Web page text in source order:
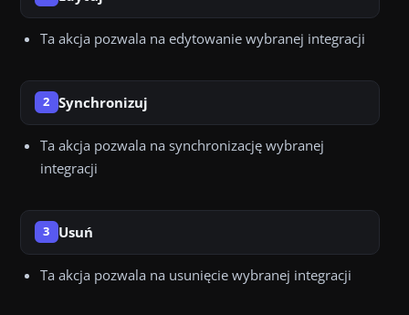
Ta akcja pozwala na edytowanie wybranej integracji
2 Synchronizuj
Ta akcja pozwala na synchronizację wybranej
integracji
3 Usuń
Ta akcja pozwala na usunięcie wybranej integracji